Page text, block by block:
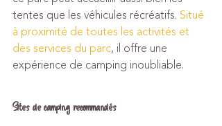
tentes que les véhicules récréatifs. Situé
à proximité de toutes les activités et
des services du parc, il offre une
expérience de camping inoubliable.
Sites de camping recommandés